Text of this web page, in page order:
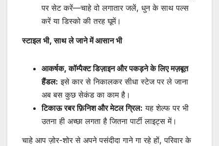
पर सेट करें—चाहे वो लगातार जलें, धुन के साथ पल्स
करें या डिस्को की तरह घूमें।
स्टाइलभी,साथलेजानेमेंआसानभी
आकर्षक,कॉम्पैक्टडिज़ाइनऔरपकड़नेकेलिएमज़बूत
हैंडल: इसे कार से निकालकर सीधा स्टेज पर ले जाना
अब बस कुछ सेकंड का काम है।
टिकाऊरबरफ़िनिशऔरमेटलग्रिल: यह शेल्फ पर भी
उतना ही अच्छा लगता है जितना पार्टी लाइट्स में।
चाहे आप ज़ोर-शोर से अपने पसंदीदा गाने गा रहे हों, परिवार के